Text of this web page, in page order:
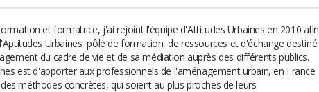
et formatrice, j'ai rejoint l'équipe d'Attitudes Urbaines en 2010 afin
Urbaines, pôle de formation, de ressources et d'échange destiné
du cadre de vie et de sa médiation auprès des différents publics.
est d'apporter aux professionnels de l'aménagement urbain, en France
méthodes concrètes, qui soient au plus proches de leurs